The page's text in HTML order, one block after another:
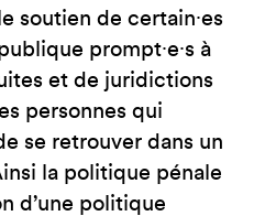
soutien de certain∙es
prompt∙e∙s à
et de juridictions
personnes qui
se retrouver dans un
la politique pénale
d’une politique